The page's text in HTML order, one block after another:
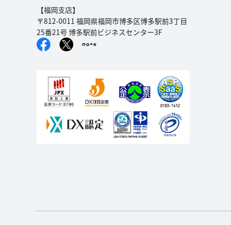
【福岡支店】
〒812-0011 福岡県福岡市博多区博多駅前3丁目
25番21号 博多駅前ビジネスセンター3F